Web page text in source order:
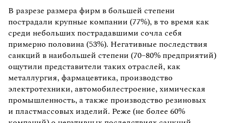
В разрезе размера фирм в большей степени
пострадали крупные компании (77%), в то время как
среди небольших пострадавшими сочла себя
примерно половина (53%). Негативные последствия
санкций в наибольшей степени (70–80% предприятий)
ощутили представители таких отраслей, как
металлургия, фармацевтика, производство
электротехники, автомобилестроение, химическая
промышленность, а также производство резиновых
и пластмассовых изделий. Реже (не более 60%